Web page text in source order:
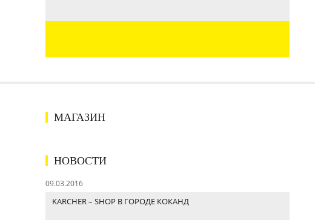
МАГАЗИН
НОВОСТИ
09.03.2016
KARCHER – SHOP В ГОРОДЕ КОКАНД